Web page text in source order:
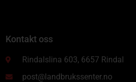
Kontakt oss
Rindalslina 603, 6657 Rindal
post@landbrukssenter.no